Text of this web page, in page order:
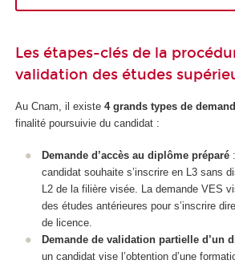
Les étapes-clés de la
validation des études
Au Cnam, il existe 4 grands types de
finalité poursuivie du candidat :
Demande d’accès au diplôme préparé:
candidat souhaite s’inscrire en L3 sans
L2 de la filière visée. La demande VES
des études antérieures pour s’inscrire
de licence.
Demande de validation partielle d’un
un candidat vise l’obtention d’une